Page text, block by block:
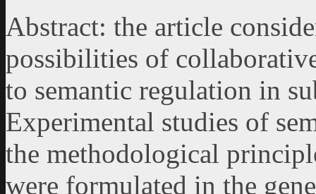
Abstract: the article
possibilities of
to semantic regulation in
Experimental studies of
the methodological
were formulated in the